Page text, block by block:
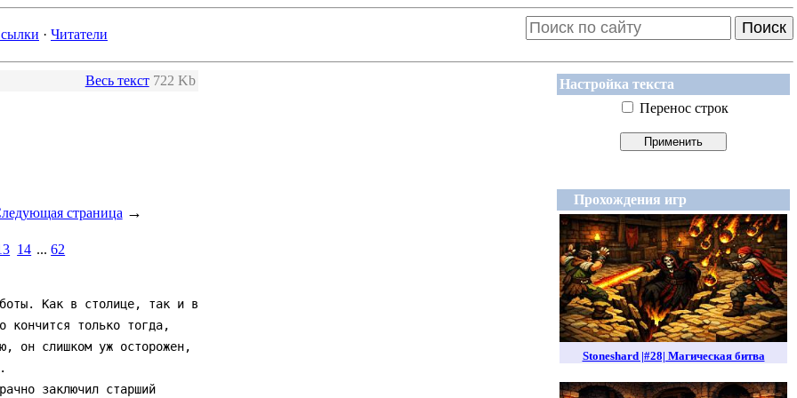
· Читатели Поиск
Настройка текста
Перенос строк
Прохождения игр
Stoneshard |#28| Магическая битва
Весь текст 722 Kb
страница →
14 ...62